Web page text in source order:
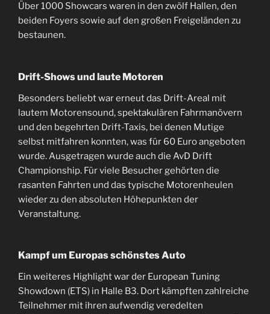
Über 1000 Showcars waren in den zwölf Hallen, den
beiden Foyers sowie auf den großen Freigeländen zu
bestaunen.
Drift-Shows und laute Motoren
Besonders beliebt war erneut das Drift-Areal mit
lautem Motorensound, spektakulären Fahrmanövern
und den begehrten Drift-Taxis, bei denen Mutige
selbst mitfahren konnten, was für 60 Euro angeboten
wurde. Ausgetragen wurde auch die AvD Drift
Championship. Für viele Besucher gehörten die
rasanten Fahrten und das typische Motorenheulen
wieder zu den absoluten Höhepunkten der
Veranstaltung.
Kampf um Europas schönstes Auto
Ein weiteres Highlight war der European Tuning
Showdown (ETS) in Halle B3. Dort kämpften zahlreiche
Teilnehmer mit ihren aufwendig veredelten